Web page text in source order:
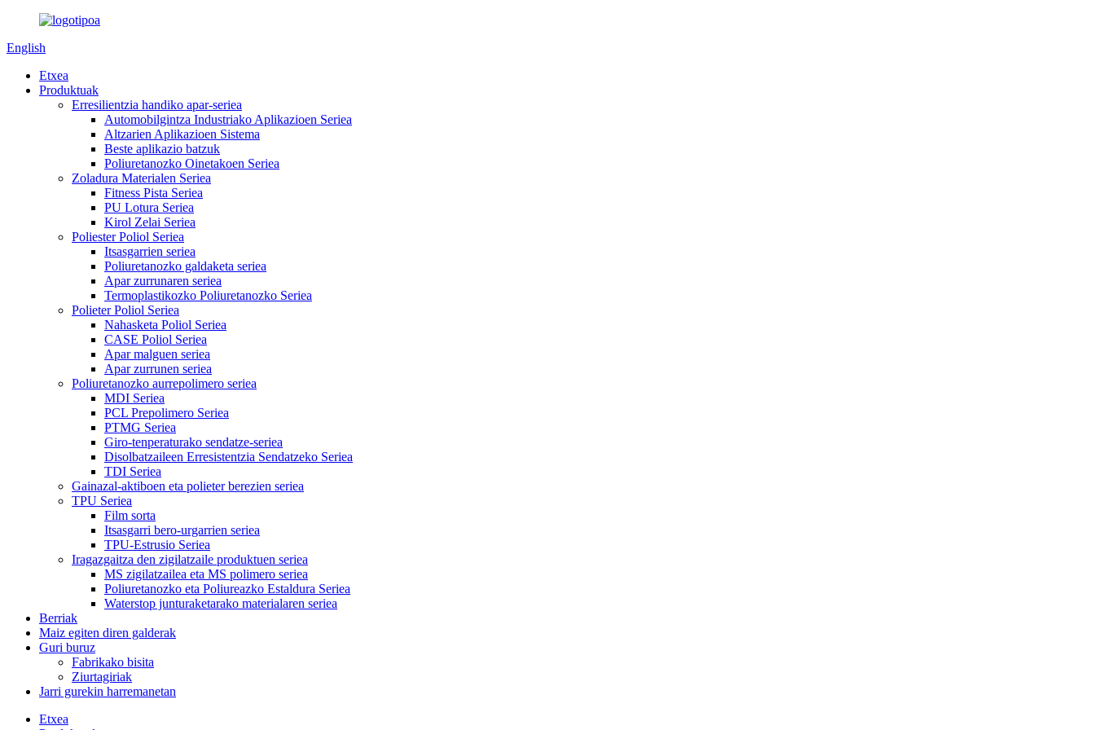
English
Etxea
Produktuak
Erresilientzia handiko apar-seriea
Automobilgintza Industriako Aplikazioen Seriea
Altzarien Aplikazioen Sistema
Beste aplikazio batzuk
Poliuretanozko Oinetakoen Seriea
Zoladura Materialen Seriea
Fitness Pista Seriea
PU Lotura Seriea
Kirol Zelai Seriea
Poliester Poliol Seriea
Itsasgarrien seriea
Poliuretanozko galdaketa seriea
Apar zurrunaren seriea
Termoplastikozko Poliuretanozko Seriea
Polieter Poliol Seriea
Nahasketa Poliol Seriea
CASE Poliol Seriea
Apar malguen seriea
Apar zurrunen seriea
Poliuretanozko aurrepolimero seriea
MDI Seriea
PCL Prepolimero Seriea
PTMG Seriea
Giro-tenperaturako sendatze-seriea
Disolbatzaileen Erresistentzia Sendatzeko Seriea
TDI Seriea
Gainazal-aktiboen eta polieter berezien seriea
TPU Seriea
Film sorta
Itsasgarri bero-urgarrien seriea
TPU-Estrusio Seriea
Iragazgaitza den zigilatzaile produktuen seriea
MS zigilatzailea eta MS polimero seriea
Poliuretanozko eta Poliureazko Estaldura Seriea
Waterstop junturaketarako materialaren seriea
Berriak
Maiz egiten diren galderak
Guri buruz
Fabrikako bisita
Ziurtagiriak
Jarri gurekin harremanetan
Etxea